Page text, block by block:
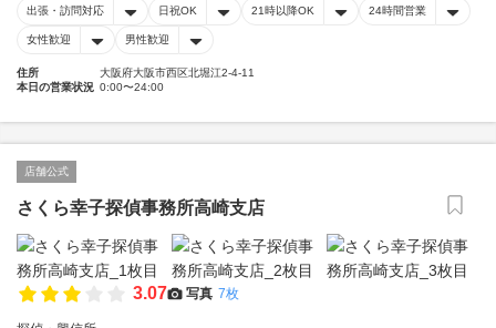
出張・訪問対応 日祝OK 21時以降OK 24時間営業
女性歓迎 男性歓迎
住所
大阪府大阪市西区北堀江2-4-11
本日の営業状況 0:00〜24:00
店舗公式
さくら幸子探偵事務所高崎支店
3.07 写真 7枚